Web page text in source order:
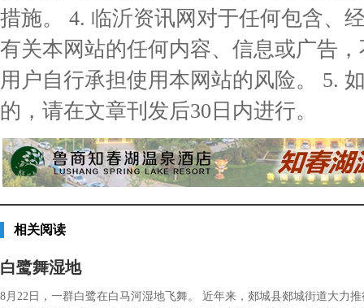
措施。 4. 临沂资讯网对于任何包含、
有关本网站的任何内容、信息或广告
用户自行承担使用本网站的风险。 5.
的，请在文章刊发后30日内进行。
相关阅读
白鹭舞湿地
8月22日，一群白鹭在白马河湿地飞舞。 近年来，郯城县郯城街道大力